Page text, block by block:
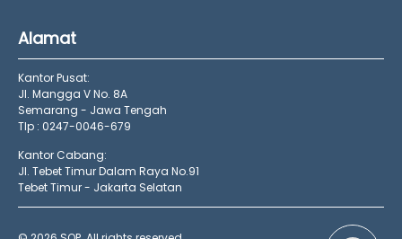
Alamat
Kantor Pusat:
Jl. Mangga V No. 8A
Semarang - Jawa Tengah
Tlp : 0247-0046-679
Kantor Cabang:
Jl. Tebet Timur Dalam Raya No.91
Tebet Timur - Jakarta Selatan